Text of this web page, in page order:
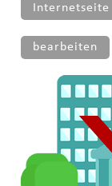
Internetseite
bearbeiten